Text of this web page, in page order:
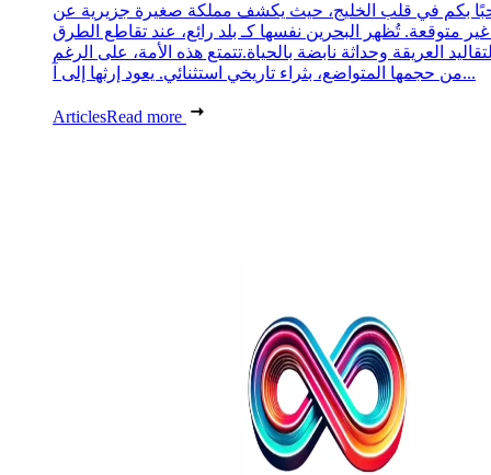
بكم في قلب الخليج، حيث يكشف مملكة صغيرة جزيرية عن
متوقعة. تُظهر البحرين نفسها كـ بلد رائع، عند تقاطع الطرق
العريقة وحداثة نابضة بالحياة.تتمتع هذه الأمة، على الرغم
من حجمها المتواضع، بثراء تاريخي استثنائي. يعود إرثها إلى آ...
ArticlesRead more